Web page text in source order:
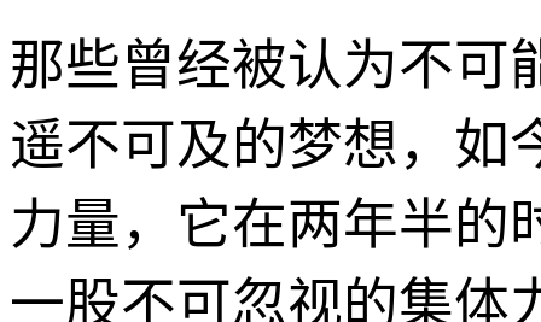
那些曾经被认为不可
遥不可及的梦想，如
力量，它在两年半的
一股不可忽视的集体